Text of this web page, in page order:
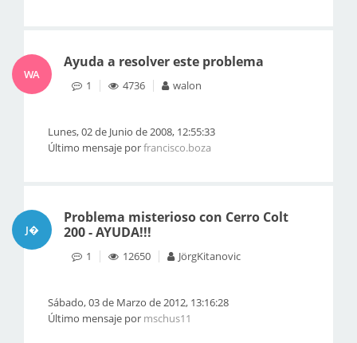
WA
Ayuda a resolver este problema
1 4736 walon
Lunes, 02 de Junio de 2008, 12:55:33
Último mensaje porfrancisco.boza
J�
Problema misterioso con Cerro Colt
200 - AYUDA!!!
1 12650 JörgKitanovic
Sábado, 03 de Marzo de 2012, 13:16:28
Último mensaje por mschus11